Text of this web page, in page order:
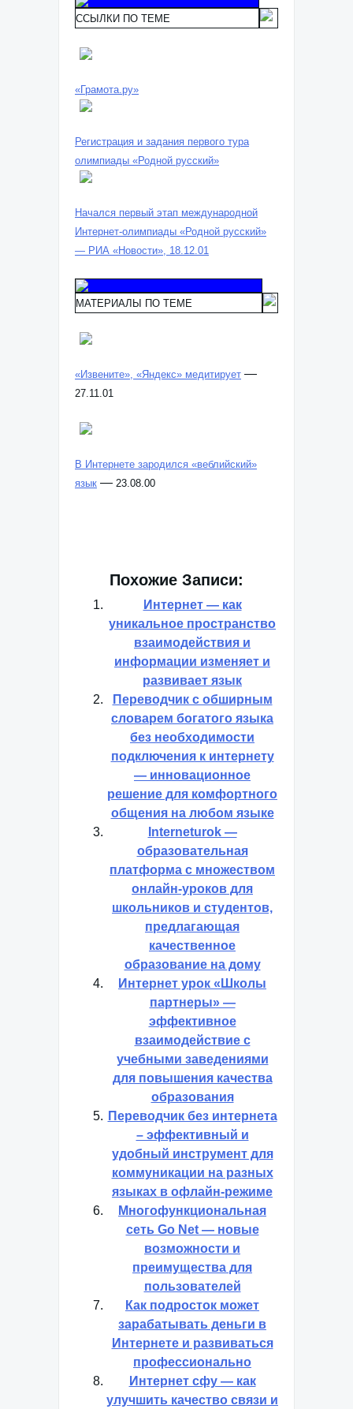
ССЫЛКИ ПО ТЕМЕ
«Грамота.ру»
Регистрация и задания первого тура
олимпиады «Родной русский»
Начался первый этап международной
Интернет-олимпиады «Родной русский»
— РИА «Новости», 18.12.01
МАТЕРИАЛЫ ПО ТЕМЕ
«Извените», «Яндекс» медитирует —
27.11.01
В Интернете зародился «веблийский»
язык — 23.08.00
Похожие Записи:
Интернет — как
уникальное пространство
взаимодействия и
информации изменяет и
развивает язык
Переводчик с обширным
словарем богатого языка
без необходимости
подключения к интернету
— инновационное
решение для комфортного
общения на любом языке
Interneturok —
образовательная
платформа с множеством
онлайн-уроков для
школьников и студентов,
предлагающая
качественное
образование на дому
Интернет урок «Школы
партнеры» —
эффективное
взаимодействие с
учебными заведениями
для повышения качества
образования
Переводчик без интернета
– эффективный и
удобный инструмент для
коммуникации на разных
языках в офлайн-режиме
Многофункциональная
сеть Go Net — новые
возможности и
преимущества для
пользователей
Как подросток может
зарабатывать деньги в
Интернете и развиваться
профессионально
Интернет сфу — как
улучшить качество связи и